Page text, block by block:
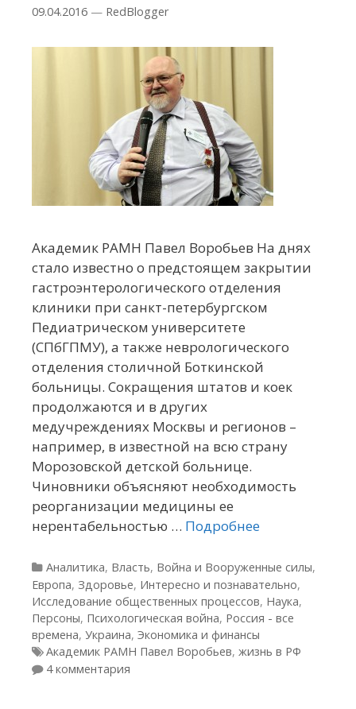
09.04.2016 — RedBlogger
Академик РАМН Павел Воробьев На днях
стало известно о предстоящем закрытии
гастроэнтерологического отделения
клиники при санкт-петербургском
Педиатрическом университете
(СПбГПМУ), а также неврологического
отделения столичной Боткинской
больницы. Сокращения штатов и коек
продолжаются и в других
медучреждениях Москвы и регионов –
например, в известной на всю страну
Морозовской детской больнице.
Чиновники объясняют необходимость
реорганизации медицины ее
нерентабельностью … Подробнее
Рубрики
Аналитика, Власть, Война и Вооруженные силы,
Европа, Здоровье, Интересно и познавательно,
Исследование общественных процессов, Наука,
Персоны, Психологическая война, Россия - все
времена, Украина, Экономика и финансы
Метки
Академик РАМН Павел Воробьев, жизнь в РФ
4 комментария